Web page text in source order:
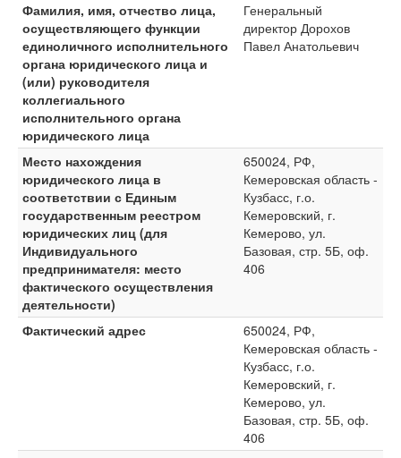
Фамилия, имя, отчество лица,
осуществляющего функции
единоличного исполнительного
органа юридического лица и
(или) руководителя
коллегиального
исполнительного органа
юридического лица
Генеральный
директор Дорохов
Павел Анатольевич
Место нахождения
юридического лица в
соответствии с Единым
государственным реестром
юридических лиц (для
Индивидуального
предпринимателя: место
фактического осуществления
деятельности)
650024, РФ,
Кемеровская область -
Кузбасс, г.о.
Кемеровский, г.
Кемерово, ул.
Базовая, стр. 5Б, оф.
406
Фактический адрес
650024, РФ,
Кемеровская область -
Кузбасс, г.о.
Кемеровский, г.
Кемерово, ул.
Базовая, стр. 5Б, оф.
406